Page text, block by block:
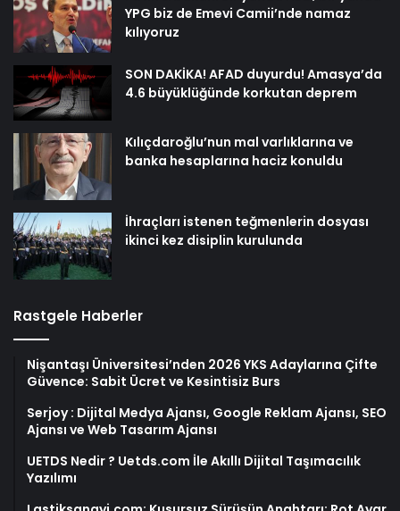
YPG biz de Emevi Camii’nde namaz
kılıyoruz
SON DAKİKA! AFAD duyurdu! Amasya’da
4.6 büyüklüğünde korkutan deprem
Kılıçdaroğlu’nun mal varlıklarına ve
banka hesaplarına haciz konuldu
İhraçları istenen teğmenlerin dosyası
ikinci kez disiplin kurulunda
Rastgele Haberler
Nişantaşı Üniversitesi’nden 2026 YKS Adaylarına Çifte
Güvence: Sabit Ücret ve Kesintisiz Burs
Serjoy : Dijital Medya Ajansı, Google Reklam Ajansı, SEO
Ajansı ve Web Tasarım Ajansı
UETDS Nedir ? Uetds.com İle Akıllı Dijital Taşımacılık
Yazılımı